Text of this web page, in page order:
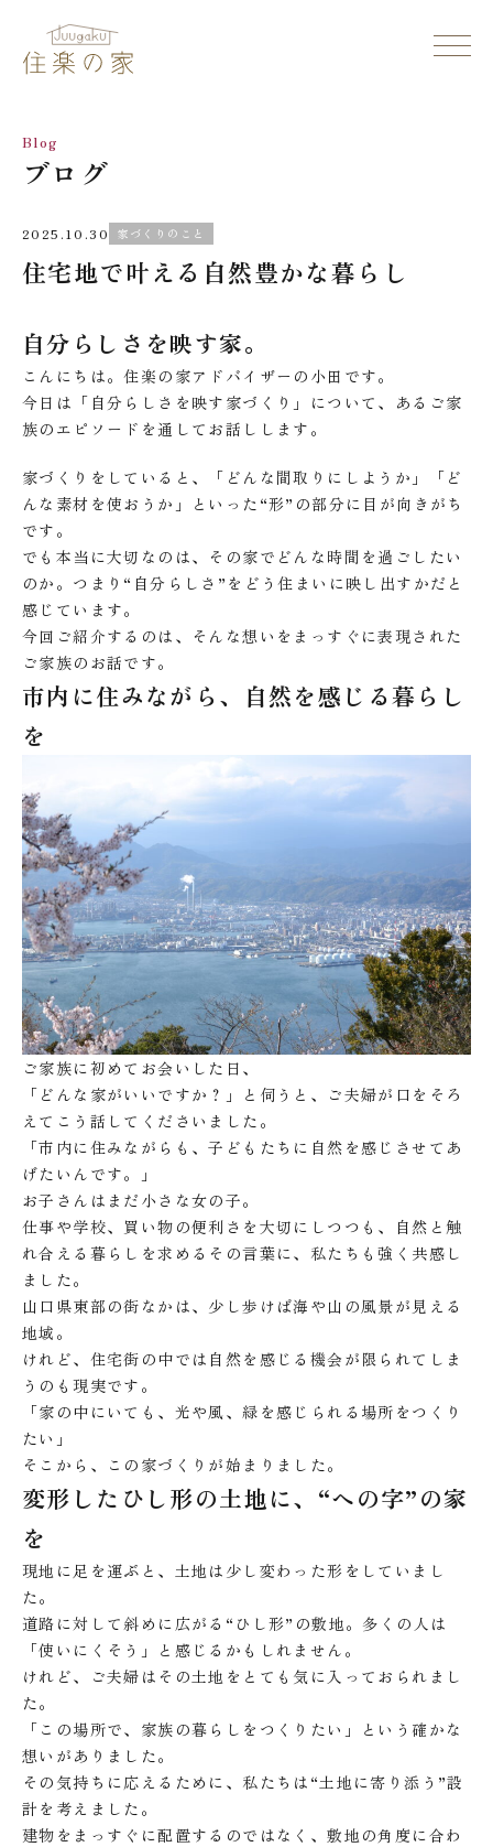
ブログ
Blog
2025.10.30 家づくりのこと
住宅地で叶える自然豊かな暮らし
自分らしさを映す家。
こんにちは。住楽の家アドバイザーの小田です。
今日は「自分らしさを映す家づくり」について、あるご家
族のエピソードを通してお話しします。
家づくりをしていると、「どんな間取りにしようか」「ど
んな素材を使おうか」といった“形”の部分に目が向きがち
です。
でも本当に大切なのは、その家でどんな時間を過ごしたい
のか。つまり“自分らしさ”をどう住まいに映し出すかだと
感じています。
今回ご紹介するのは、そんな想いをまっすぐに表現された
ご家族のお話です。
市内に住みながら、自然を感じる暮らし
を
ご家族に初めてお会いした日、
「どんな家がいいですか？」と伺うと、ご夫婦が口をそろ
えてこう話してくださいました。
「市内に住みながらも、子どもたちに自然を感じさせてあ
げたいんです。」
お子さんはまだ小さな女の子。
仕事や学校、買い物の便利さを大切にしつつも、自然と触
れ合える暮らしを求めるその言葉に、私たちも強く共感し
ました。
山口県東部の街なかは、少し歩けば海や山の風景が見える
地域。
けれど、住宅街の中では自然を感じる機会が限られてしま
うのも現実です。
「家の中にいても、光や風、緑を感じられる場所をつくり
たい」
そこから、この家づくりが始まりました。
変形したひし形の土地に、“への字”の家
を
現地に足を運ぶと、土地は少し変わった形をしていまし
た。
道路に対して斜めに広がる“ひし形”の敷地。多くの人は
「使いにくそう」と感じるかもしれません。
けれど、ご夫婦はその土地をとても気に入っておられまし
た。
「この場所で、家族の暮らしをつくりたい」という確かな
想いがありました。
その気持ちに応えるために、私たちは“土地に寄り添う”設
計を考えました。
建物をまっすぐに配置するのではなく、敷地の角度に合わ